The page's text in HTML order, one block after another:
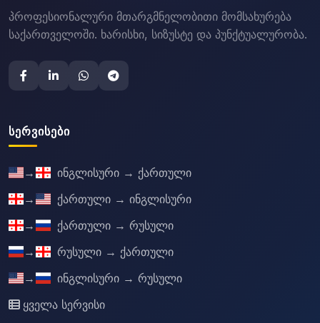
პროფესიონალური მთარგმნელობითი მომსახურება
საქართველოში. ხარისხი, სიზუსტე და პუნქტუალურობა.
ᲡᲔᲠᲕᲘᲡᲔᲑᲘ
→
ინგლისური → ქართული
→
ქართული → ინგლისური
→
ქართული → რუსული
→
რუსული → ქართული
→
ინგლისური → რუსული
ყველა სერვისი